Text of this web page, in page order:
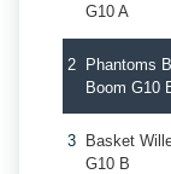
G10 A
2
Phantoms
Boom G10
3
Basket
G10 B